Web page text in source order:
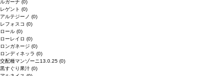
ルガーナ (0)
レゲント (0)
アルテジーノ (0)
レフォスコ (0)
ロール (0)
ローレイロ (0)
ロンガネージ (0)
ロンディネッラ (0)
交配種マンゾーニ13.0.25 (0)
黒すぐり果汁 (0)